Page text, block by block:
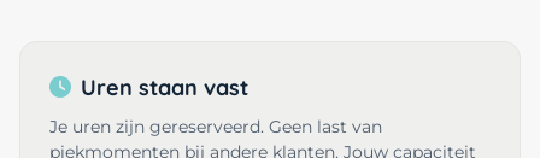
Uren staan vast
Je uren zijn gereserveerd. Geen last van
piekmomenten bij andere klanten. Jouw capaciteit